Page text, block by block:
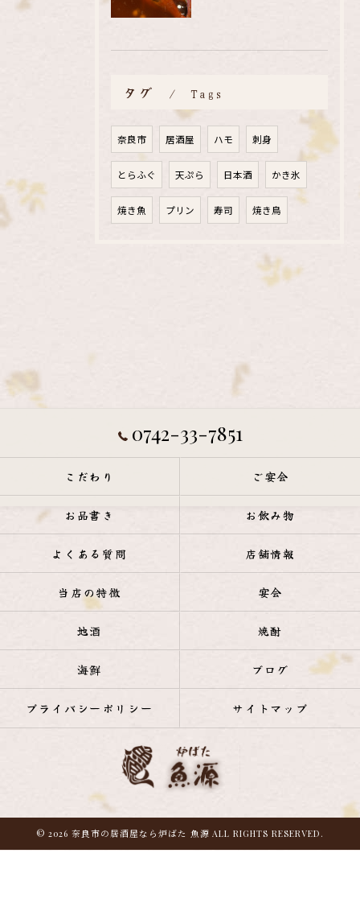
タグ Tags
奈良市 居酒屋 ハモ 刺身
とらふぐ 天ぷら 日本酒 かき氷
焼き魚 プリン 寿司 焼き鳥
0742-33-7851
こだわり ご宴会
お品書き お飲み物
よくある質問 店舗情報
当店の特徴 宴会
地酒 焼酎
海鮮 ブログ
プライバシーポリシー サイトマップ
© 2026 奈良市の居酒屋なら炉ばた 魚源 ALL RIGHTS RESERVED.